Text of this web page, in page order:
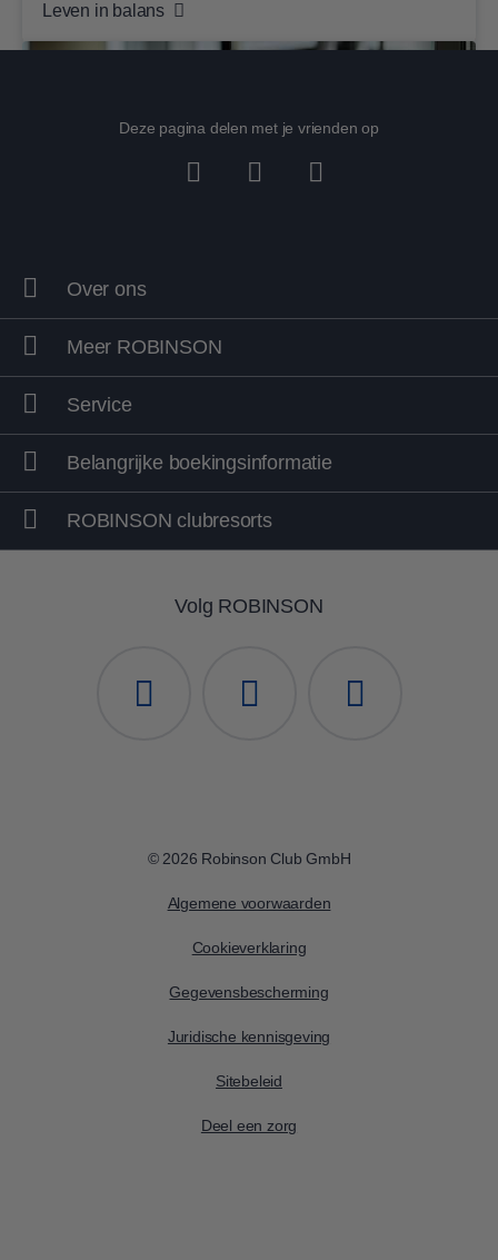
Leven in balans
WellFit-Spa
Ontspannen
Deze pagina delen met je vrienden op
Over ons
Meer ROBINSON
Service
Belangrijke boekingsinformatie
ROBINSON clubresorts
Volg ROBINSON
© 2026 Robinson Club GmbH
Algemene voorwaarden
Cookieverklaring
Gegevensbescherming
Juridische kennisgeving
Sitebeleid
Deel een zorg